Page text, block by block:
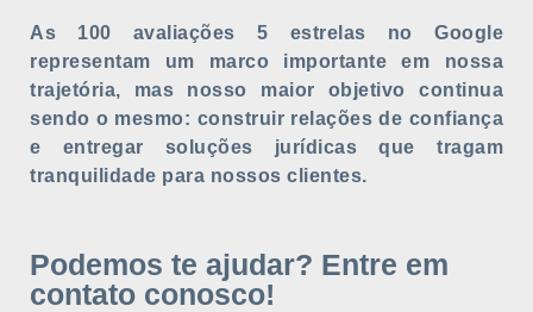
As 100 avaliações 5 estrelas no Google
representam um marco importante em nossa
trajetória, mas nosso maior objetivo continua
sendo o mesmo: construir relações de confiança
e entregar soluções jurídicas que tragam
tranquilidade para nossos clientes.
Podemos te ajudar? Entre em
contato conosco!